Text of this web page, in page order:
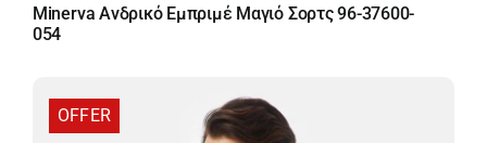
was:
τιμή
Minerva Ανδρικό Εμπριμέ Μαγιό Σορτς 96-37600-
054
OFFER